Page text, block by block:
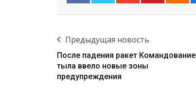
Предыдущая новость
После падения ракет Командование
тыла ввело новые зоны
предупреждения